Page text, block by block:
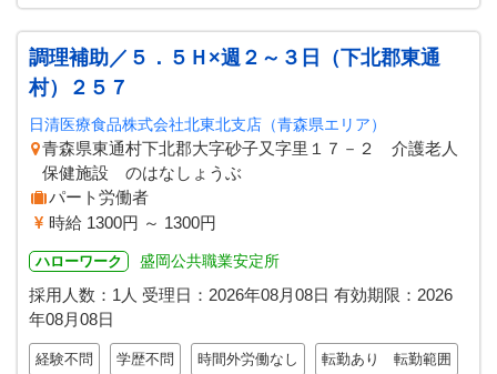
調理補助／５．５Ｈ×週２～３日（下北郡東通
村）２５７
日清医療食品株式会社北東北支店（青森県エリア）
青森県東通村下北郡大字砂子又字里１７－２ 介護老人
保健施設 のはなしょうぶ
パート労働者
時給 1300円 ～ 1300円
ハローワーク 盛岡公共職業安定所
採用人数：1人 受理日： 2026年08月08日 有効期限： 2026
年08月08日
経験不問 学歴不問 時間外労働なし 転勤あり 転勤範囲